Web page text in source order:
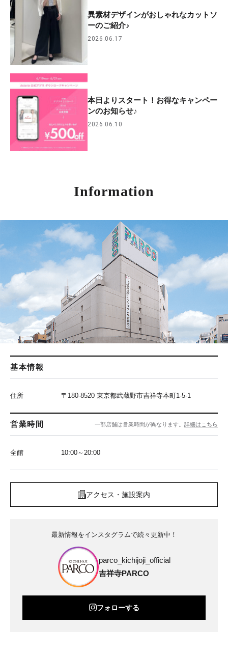
異素材デザインがおしゃれなカットソ
ーのご紹介♪
2026.06.17
本日よりスタート！お得なキャンペー
ンのお知らせ♪
2026.06.10
Information
基本情報
住所 〒180-8520 東京都武蔵野市吉祥寺本町1-5-1
営業時間 一部店舗は営業時間が異なります。 詳細はこちら
全館 10:00～20:00
アクセス・施設案内
最新情報をインスタグラムで続々更新中！
parco_kichijoji_official
吉祥寺PARCO
フォローする